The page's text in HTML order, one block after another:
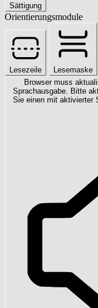
Sättigung
Orientierungsmodule
Lesezeile
Lesemaske
Browser muss
Sprachausgabe. Bitte
Sie einen mit aktivierter